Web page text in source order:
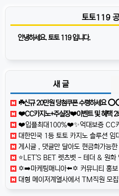
토토119
안녕하세요. 토토 119 입니다.
새 글
☘️️신규 20만원 당첨쿠폰 수령하세요
❤️CC️카지노+주실장❤️이벤트 및 혜택 2배 (중복⭕️)❤️
❤️️입플최대100%❤️✨억대보증 CC카지노✨❤️무기
대한민국️ 1등 토토 카지노 솔루션 임
게시글 , 댓글만 달아도 현금화가능
⭐️LET'S BET 렛츠벳 - 테더 & 원화
✡️➡️마케팅매니아⬅️✡️ 커뮤니티 홍보 프로그램⭐️구글 찌라시 프로그램
대형 메이저계열사에서 TM직원 모